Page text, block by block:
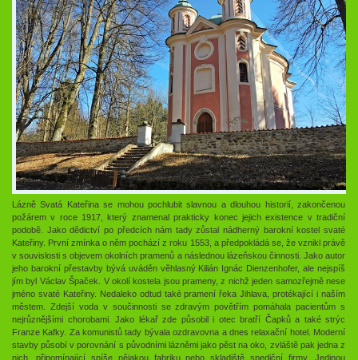
Lázně Svatá Kateřina se mohou pochlubit slavnou a dlouhou historií, zakončenou
požárem v roce 1917, který znamenal prakticky konec jejich existence v tradiční
podobě. Jako dědictví po předcích nám tady zůstal nádherný barokní kostel svaté
Kateřiny. První zmínka o něm pochází z roku 1553, a předpokládá se, že vznikl právě
v souvislosti s objevem okolních pramenů a následnou lázeňskou činnosti. Jako autor
jeho barokní přestavby bývá uváděn věhlasný Kilián Ignác Dienzenhofer, ale nejspíš
jím byl Václav Špaček. V okolí kostela jsou prameny, z nichž jeden samozřejmě nese
jméno svaté Kateřiny. Nedaleko odtud také pramení řeka Jihlava, protékající i naším
městem. Zdejší voda v součinnosti se zdravým povětřím pomáhala pacientům s
nejrůznějšími chorobami. Jako lékař zde působil i otec bratří Čapků a také strýc
Franze Kafky. Za komunistů tady bývala ozdravovna a dnes relaxační hotel. Moderní
stavby působí v porovnání s původními lázněmi jako pěst na oko, zvláště pak jedna z
nich, připomínající spíše nějakou fabriku nebo skladiště spediční firmy. Jedinou